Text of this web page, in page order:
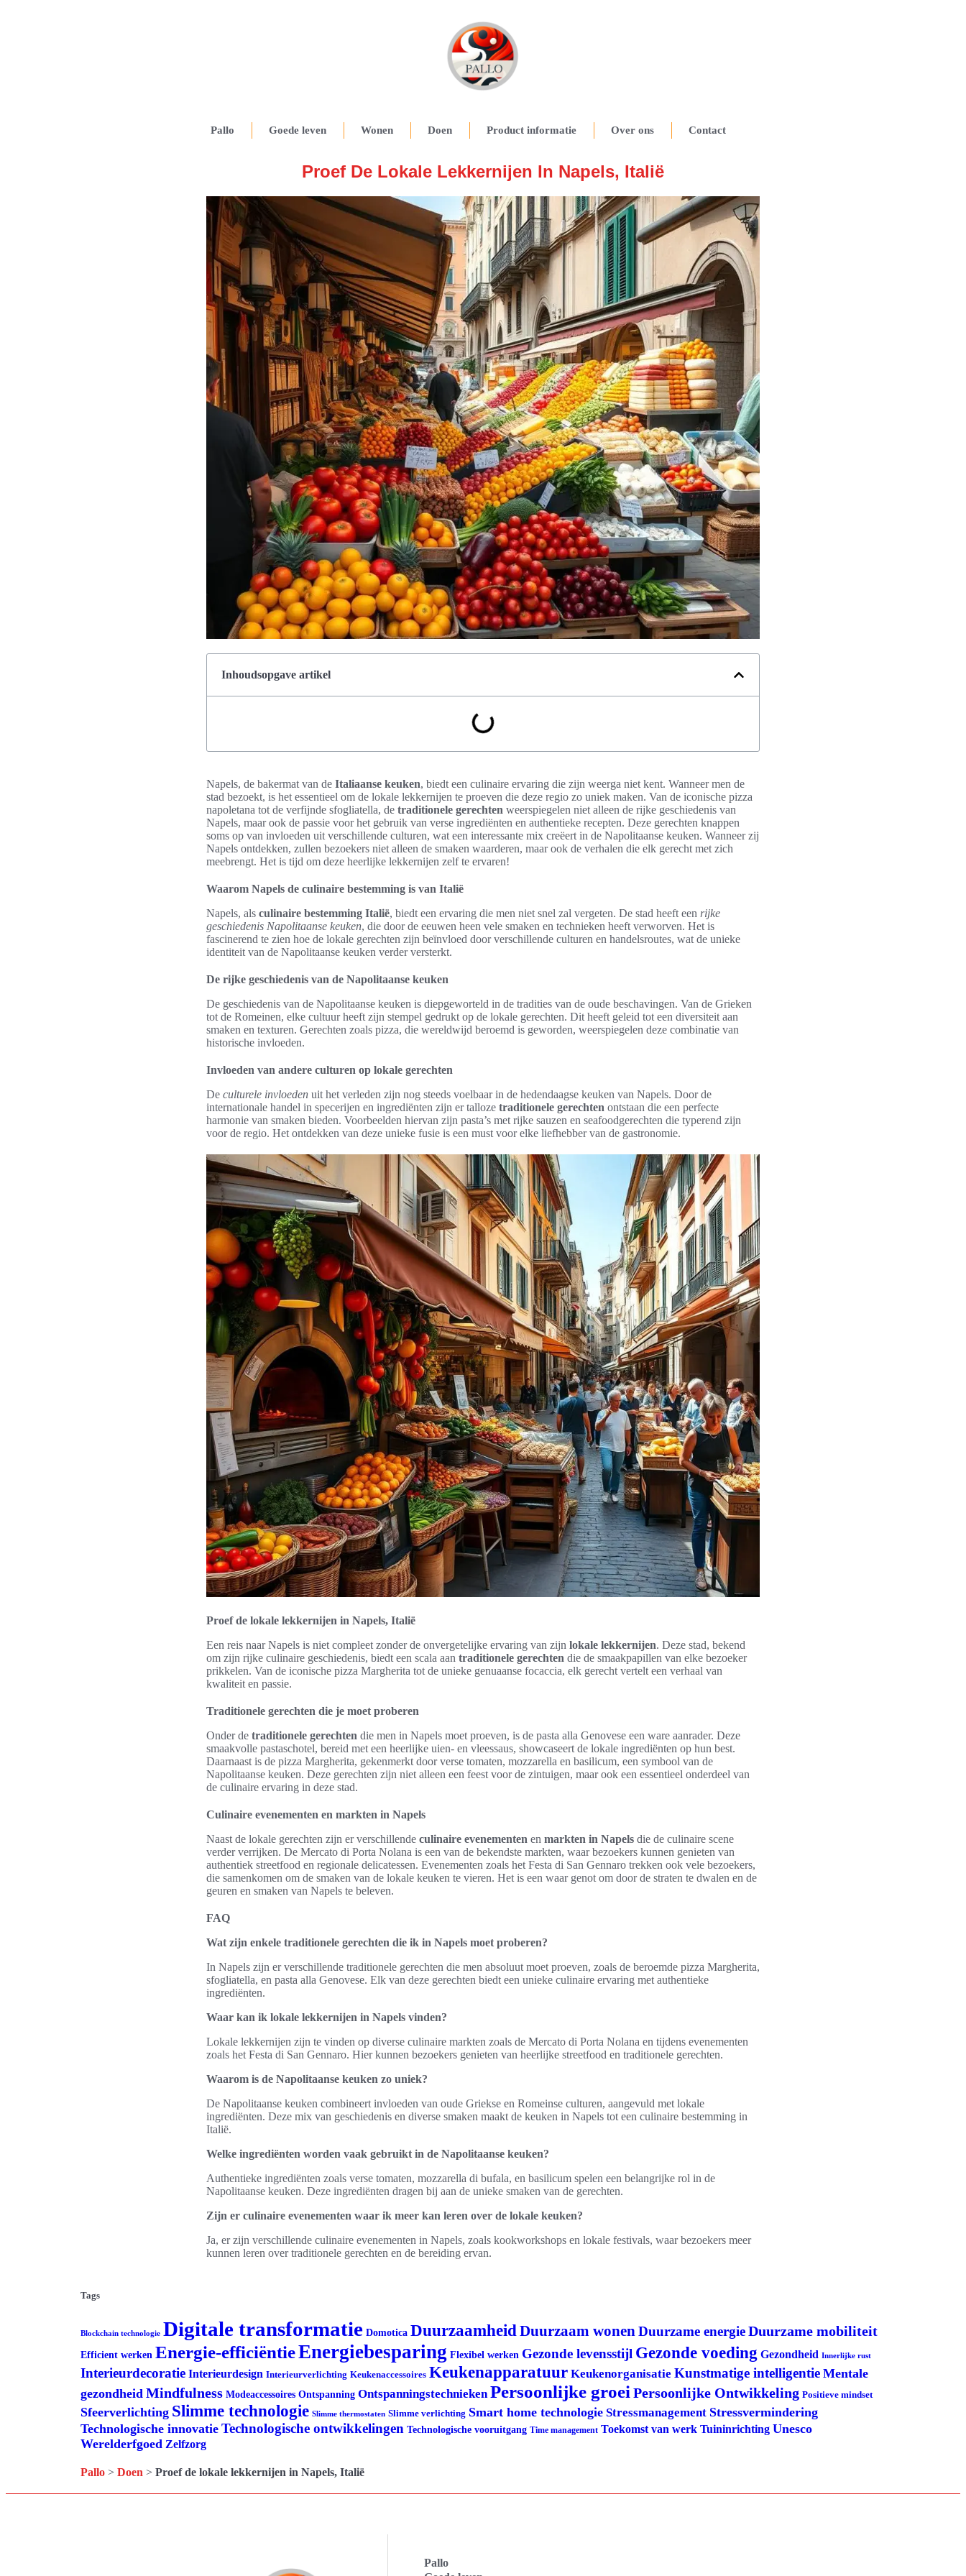
Pallo Goede leven Wonen Doen Product informatie Over ons Contact
Proef De Lokale Lekkernijen In Napels, Italië
Inhoudsopgave artikel
Napels, de bakermat van de Italiaanse keuken, biedt een culinaire ervaring die zijn weerga niet kent. Wanneer men de
stad bezoekt, is het essentieel om de lokale lekkernijen te proeven die deze regio zo uniek maken. Van de iconische pizza
napoletana tot de verfijnde sfogliatella, de traditionele gerechten weerspiegelen niet alleen de rijke geschiedenis van
Napels, maar ook de passie voor het gebruik van verse ingrediënten en authentieke recepten. Deze gerechten knappen
soms op van invloeden uit verschillende culturen, wat een interessante mix creëert in de Napolitaanse keuken. Wanneer zij
Napels ontdekken, zullen bezoekers niet alleen de smaken waarderen, maar ook de verhalen die elk gerecht met zich
meebrengt. Het is tijd om deze heerlijke lekkernijen zelf te ervaren!
Waarom Napels de culinaire bestemming is van Italië
Napels, als culinaire bestemming Italië, biedt een ervaring die men niet snel zal vergeten. De stad heeft een rijke
geschiedenis Napolitaanse keuken, die door de eeuwen heen vele smaken en technieken heeft verworven. Het is
fascinerend te zien hoe de lokale gerechten zijn beïnvloed door verschillende culturen en handelsroutes, wat de unieke
identiteit van de Napolitaanse keuken verder versterkt.
De rijke geschiedenis van de Napolitaanse keuken
De geschiedenis van de Napolitaanse keuken is diepgeworteld in de tradities van de oude beschavingen. Van de Grieken
tot de Romeinen, elke cultuur heeft zijn stempel gedrukt op de lokale gerechten. Dit heeft geleid tot een diversiteit aan
smaken en texturen. Gerechten zoals pizza, die wereldwijd beroemd is geworden, weerspiegelen deze combinatie van
historische invloeden.
Invloeden van andere culturen op lokale gerechten
De culturele invloeden uit het verleden zijn nog steeds voelbaar in de hedendaagse keuken van Napels. Door de
internationale handel in specerijen en ingrediënten zijn er talloze traditionele gerechten ontstaan die een perfecte
harmonie van smaken bieden. Voorbeelden hiervan zijn pasta’s met rijke sauzen en seafoodgerechten die typerend zijn
voor de regio. Het ontdekken van deze unieke fusie is een must voor elke liefhebber van de gastronomie.
Proef de lokale lekkernijen in Napels, Italië
Een reis naar Napels is niet compleet zonder de onvergetelijke ervaring van zijn lokale lekkernijen. Deze stad, bekend
om zijn rijke culinaire geschiedenis, biedt een scala aan traditionele gerechten die de smaakpapillen van elke bezoeker
prikkelen. Van de iconische pizza Margherita tot de unieke genuaanse focaccia, elk gerecht vertelt een verhaal van
kwaliteit en passie.
Traditionele gerechten die je moet proberen
Onder de traditionele gerechten die men in Napels moet proeven, is de pasta alla Genovese een ware aanrader. Deze
smaakvolle pastaschotel, bereid met een heerlijke uien- en vleessaus, showcaseert de lokale ingrediënten op hun best.
Daarnaast is de pizza Margherita, gekenmerkt door verse tomaten, mozzarella en basilicum, een symbool van de
Napolitaanse keuken. Deze gerechten zijn niet alleen een feest voor de zintuigen, maar ook een essentieel onderdeel van
de culinaire ervaring in deze stad.
Culinaire evenementen en markten in Napels
Naast de lokale gerechten zijn er verschillende culinaire evenementen en markten in Napels die de culinaire scene
verder verrijken. De Mercato di Porta Nolana is een van de bekendste markten, waar bezoekers kunnen genieten van
authentiek streetfood en regionale delicatessen. Evenementen zoals het Festa di San Gennaro trekken ook vele bezoekers,
die samenkomen om de smaken van de lokale keuken te vieren. Het is een waar genot om door de straten te dwalen en de
geuren en smaken van Napels te beleven.
FAQ
Wat zijn enkele traditionele gerechten die ik in Napels moet proberen?
In Napels zijn er verschillende traditionele gerechten die men absoluut moet proeven, zoals de beroemde pizza Margherita,
sfogliatella, en pasta alla Genovese. Elk van deze gerechten biedt een unieke culinaire ervaring met authentieke
ingrediënten.
Waar kan ik lokale lekkernijen in Napels vinden?
Lokale lekkernijen zijn te vinden op diverse culinaire markten zoals de Mercato di Porta Nolana en tijdens evenementen
zoals het Festa di San Gennaro. Hier kunnen bezoekers genieten van heerlijke streetfood en traditionele gerechten.
Waarom is de Napolitaanse keuken zo uniek?
De Napolitaanse keuken combineert invloeden van oude Griekse en Romeinse culturen, aangevuld met lokale
ingrediënten. Deze mix van geschiedenis en diverse smaken maakt de keuken in Napels tot een culinaire bestemming in
Italië.
Welke ingrediënten worden vaak gebruikt in de Napolitaanse keuken?
Authentieke ingrediënten zoals verse tomaten, mozzarella di bufala, en basilicum spelen een belangrijke rol in de
Napolitaanse keuken. Deze ingrediënten dragen bij aan de unieke smaken van de gerechten.
Zijn er culinaire evenementen waar ik meer kan leren over de lokale keuken?
Ja, er zijn verschillende culinaire evenementen in Napels, zoals kookworkshops en lokale festivals, waar bezoekers meer
kunnen leren over traditionele gerechten en de bereiding ervan.
Tags
Blockchain technologie Digitale transformatie Domotica DuurzaamheidDuurzaam wonenDuurzame energieDuurzame mobiliteit
Efficient werken Energie-efficiëntieEnergiebesparing Flexibel werken Gezonde levensstijl Gezonde voeding Gezondheid Innerlijke rust
Interieurdecoratie Interieurdesign Interieurverlichting Keukenaccessoires Keukenapparatuur Keukenorganisatie Kunstmatige intelligentie Mentale
gezondheid Mindfulness Modeaccessoires Ontspanning Ontspanningstechnieken Persoonlijke groei Persoonlijke Ontwikkeling Positieve mindset
Sfeerverlichting Slimme technologie Slimme thermostaten Slimme verlichting Smart home technologie Stressmanagement Stressvermindering
Technologische innovatie Technologische ontwikkelingen Technologische vooruitgang Time management Toekomst van werk Tuininrichting Unesco
Werelderfgoed Zelfzorg
Pallo > Doen > Proef de lokale lekkernijen in Napels, Italië
Pallo